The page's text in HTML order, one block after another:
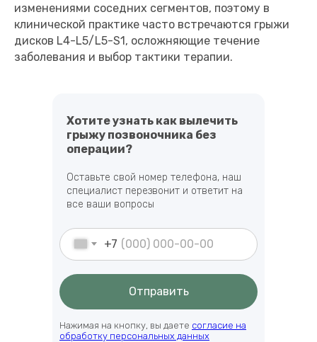
изменениями соседних сегментов, поэтому в
клинической практике часто встречаются грыжи
дисков L4-L5/L5-S1, осложняющие течение
заболевания и выбор тактики терапии.
+7
Отправить
Нажимая на кнопку, вы даете согласие на
обработку персональных данных
Оставьте свой номер телефона, наш
специалист перезвонит и ответит на
все ваши вопросы
Хотите узнать как вылечить
грыжу позвоночника без
операции?